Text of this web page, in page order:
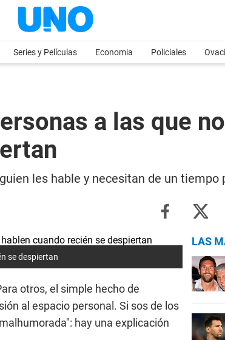
Series y Películas Economia Policiales
a las que
les hable y necesitan de un tiempo
se despiertan
otros, el simple hecho de
al espacio personal. Si sos de los
hay una explicación
LAS